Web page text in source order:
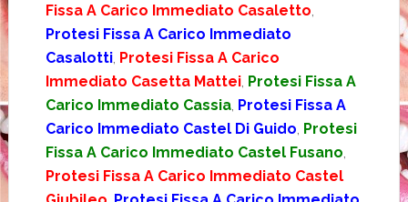
Fissa A Carico Immediato Casaletto
Protesi Fissa A Carico Immediato
Casalotti, Protesi Fissa A Carico
Immediato Casetta Mattei, Protesi Fissa A
Carico Immediato Cassia, Protesi Fissa A
Carico Immediato Castel Di Guido Protesi
Fissa A Carico Immediato Castel Fusano
Protesi Fissa A Carico Immediato Castel